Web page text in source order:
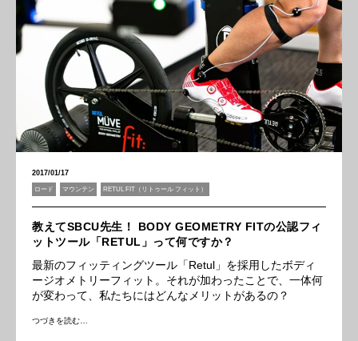
2017/01/17
ロード マウンテン RETUL FIT（リトゥール フィット）
教えてSBCU先生！ BODY GEOMETRY FITの公認フィ
ットツール「RETUL」って何ですか？
最新のフィッティングツール「Retul」を採用したボディ
ージオメトリーフィット。それが加わったことで、一体何
が変わって、私たちにはどんなメリットがあるの？
つづきを読む…